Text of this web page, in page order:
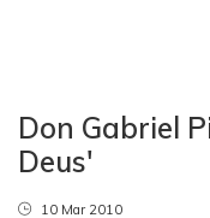
Don Gabriel
Deus'
10 Mar 2010